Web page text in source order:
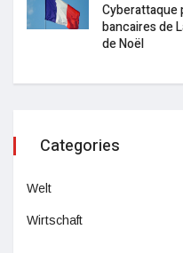
Cyberattaque
bancaires de
de Noël
Categories
Welt
Wirtschaft